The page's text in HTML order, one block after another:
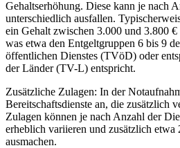
Gehaltserhöhung. Diese kann je nach
unterschiedlich ausfallen.
ein Gehalt zwischen 3.000 und 3.800
was etwa den Entgeltgruppen 6 bis 9
öffentlichen Dienstes (TVöD) oder
der Länder (TV-L) entspricht.
Zusätzliche Zulagen: In der
Bereitschaftsdienste an, die zusätzlich
Zulagen können je nach Anzahl der
erheblich variieren und zusätzlich
ausmachen.